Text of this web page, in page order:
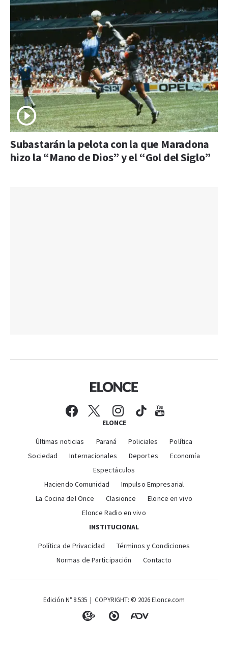
Subastarán la pelota con la que Maradona
hizo la “Mano de Dios” y el “Gol del Siglo”
ELONCE
Últimas noticias Paraná Policiales
Política
Sociedad
Internacionales Deportes
Economía
Espectáculos
Haciendo Comunidad
Impulso Empresarial
La Cocina del Once
Clasionce
Elonce en vivo
Elonce Radio en vivo
INSTITUCIONAL
Política de Privacidad
Términos y Condiciones
Normas de Participación
Contacto
Edición N° 8.535 | COPYRIGHT: © 2026 Elonce.com